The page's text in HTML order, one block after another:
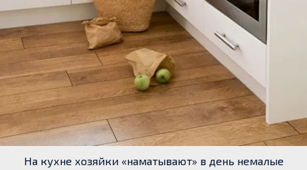
На кухне хозяйки «наматывают» в день немалые